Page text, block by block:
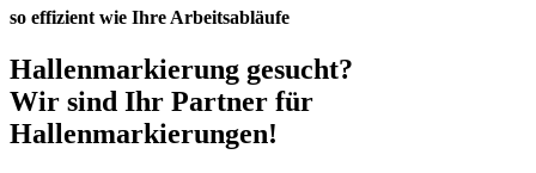
so effizient wie Ihre Arbeitsabläufe
Hallenmarkierung gesucht?
Wir sind Ihr Partner für
Hallenmarkierungen!